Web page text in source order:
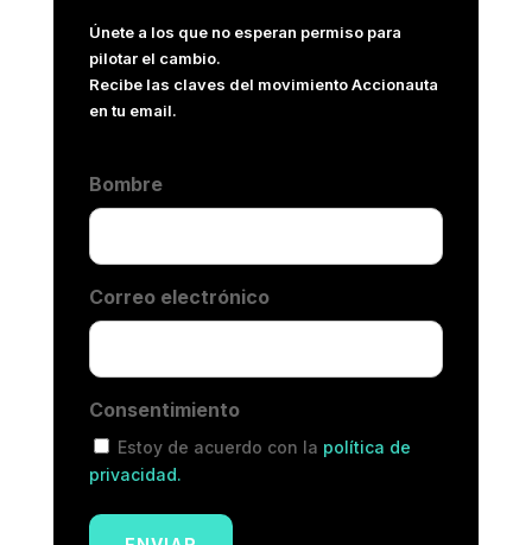
Únete a los que no esperan permiso para
pilotar el cambio.
Recibe las claves del movimiento Accionauta
en tu email.
Bombre
Correo electrónico
Consentimiento
Estoy de acuerdo con la política de
privacidad.